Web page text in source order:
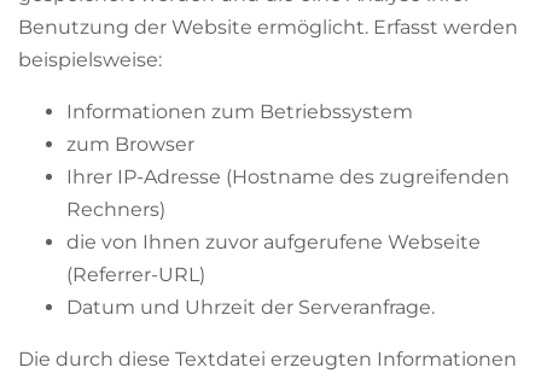
Benutzung der Website ermöglicht. Erfasst werden
beispielsweise:
Informationen zum Betriebssystem
zum Browser
Ihrer IP-Adresse (Hostname des zugreifenden
Rechners)
die von Ihnen zuvor aufgerufene Webseite
(Referrer-URL)
Datum und Uhrzeit der Serveranfrage.
Die durch diese Textdatei erzeugten Informationen